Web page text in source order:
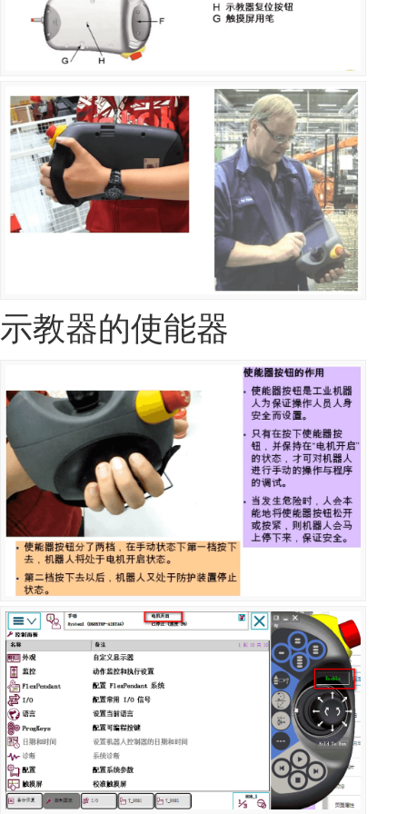
示教器的使能器